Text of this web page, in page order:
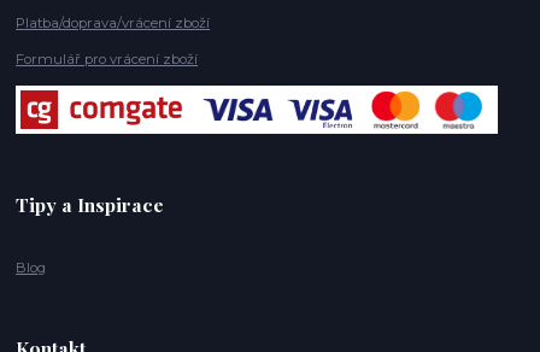
Platba/doprava/vrácení zboží
Formulář pro vrácení zboží
Tipy a Inspirace
Blog